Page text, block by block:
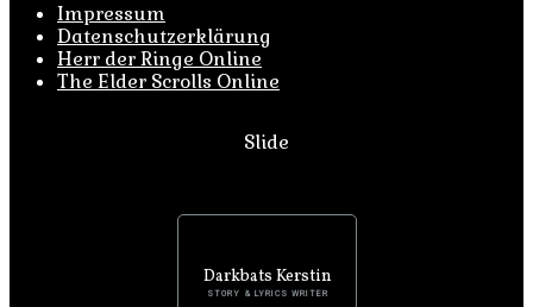
Impressum
Datenschutzerklärung
Herr der Ringe Online
The Elder Scrolls Online
Slide
Darkbats Kerstin
STORY & LYRICS WRITER